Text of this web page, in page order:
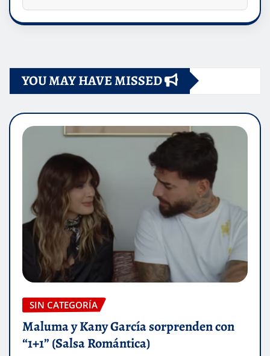
YOU MAY HAVE MISSED
SIN CATEGORÍA
Maluma y Kany García sorprenden con
“1+1” (Salsa Romántica)